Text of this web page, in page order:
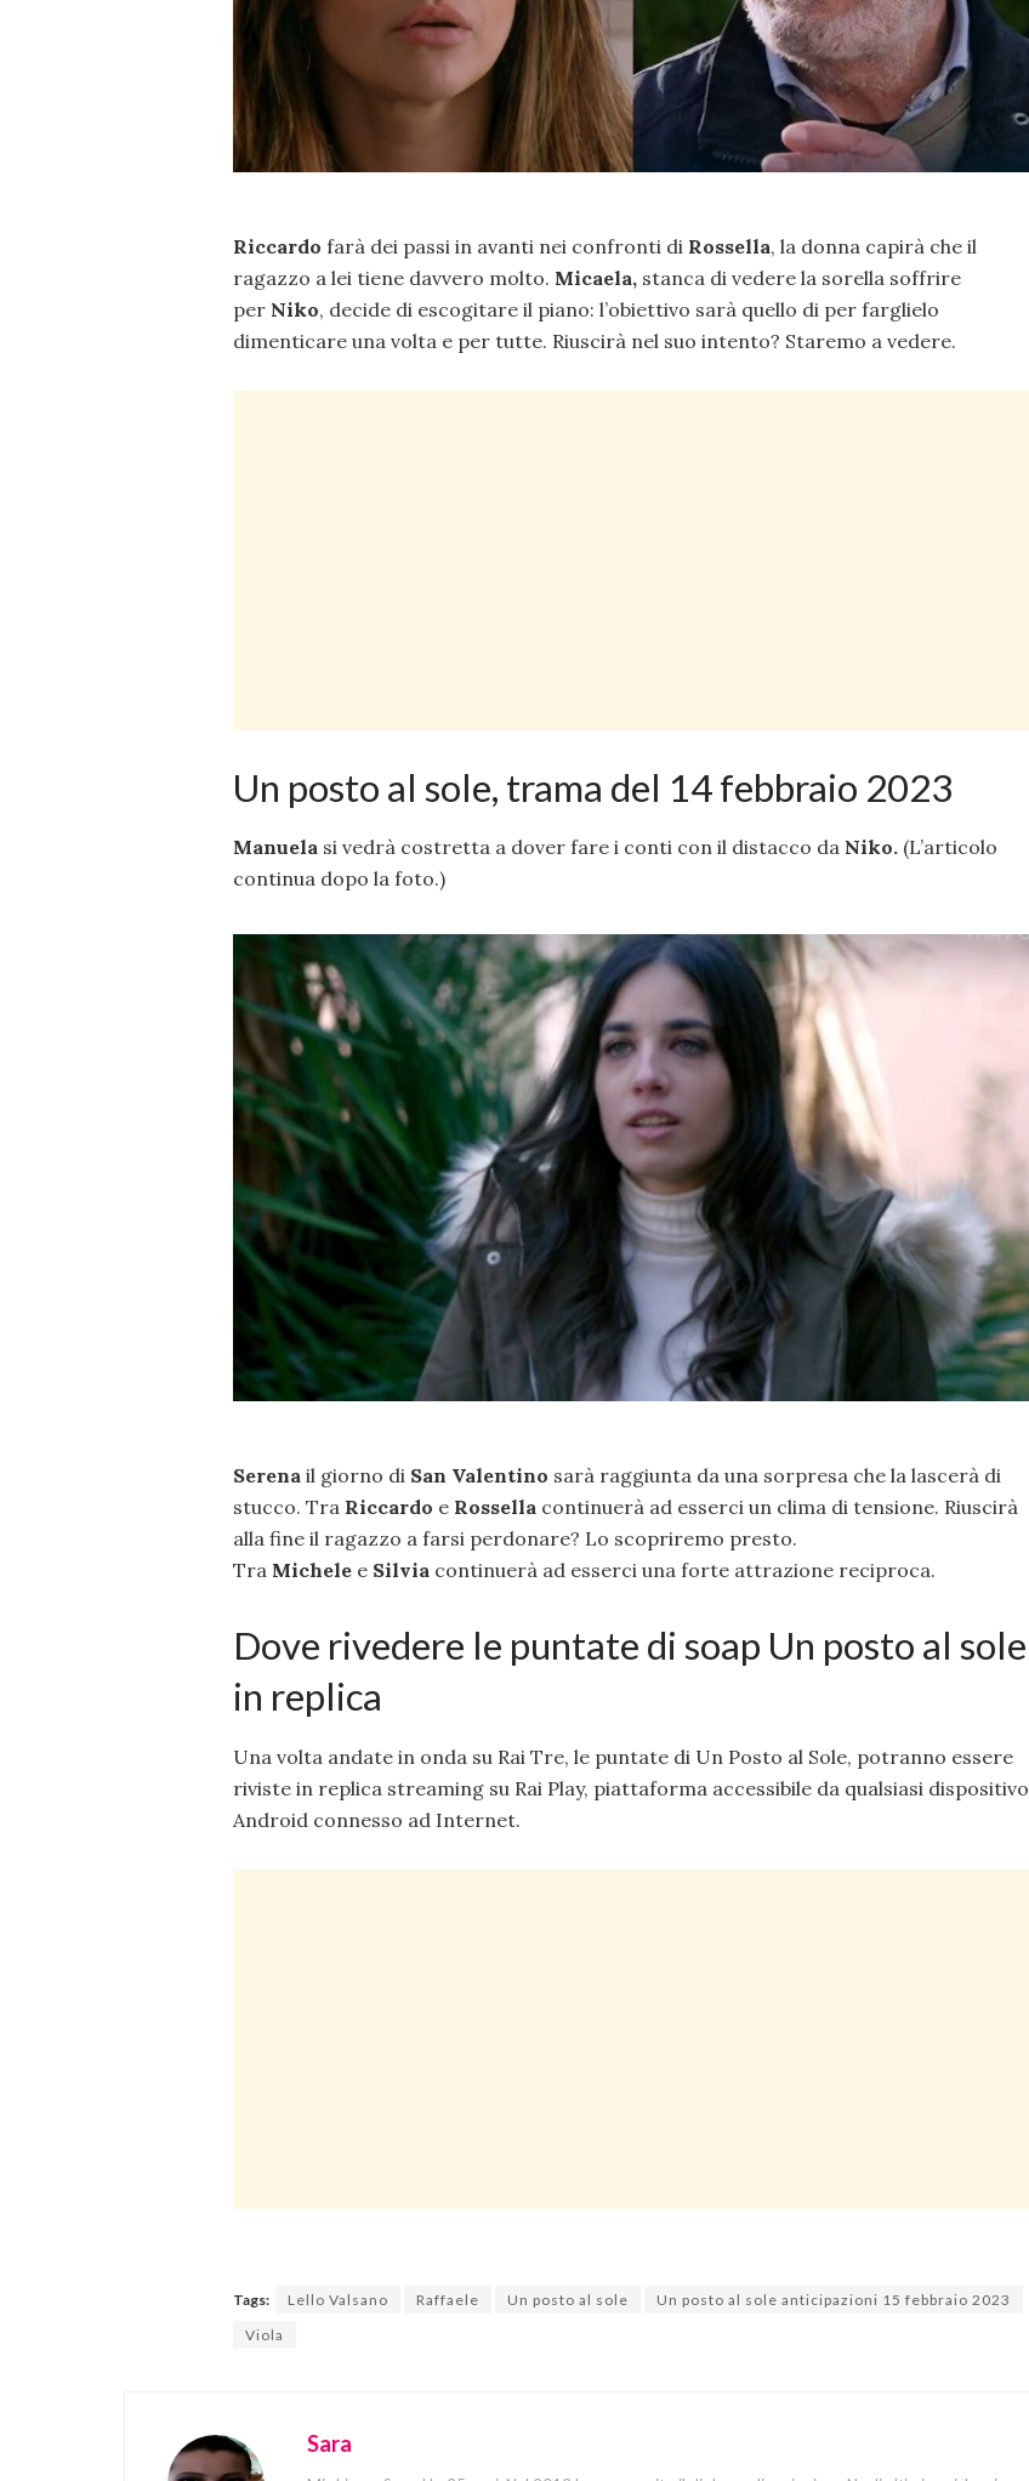
Riccardo farà dei passi in avanti nei confronti di Rossella, la donna capirà che il
ragazzo a lei tiene davvero molto. Micaela, stanca di vedere la sorella soffrire
per Niko, decide di escogitare il piano: l’obiettivo sarà quello di per farglielo
dimenticare una volta e per tutte. Riuscirà nel suo intento? Staremo a vedere.
Un posto al sole, trama del 14 febbraio 2023
Manuela si vedrà costretta a dover fare i conti con il distacco da Niko. (L’articolo
continua dopo la foto.)
Serena il giorno di San Valentino sarà raggiunta da una sorpresa che la lascerà di
stucco. Tra Riccardo e Rossella continuerà ad esserci un clima di tensione. Riuscirà
alla fine il ragazzo a farsi perdonare? Lo scopriremo presto.
Tra Michele e Silvia continuerà ad esserci una forte attrazione reciproca.
Dove rivedere le puntate di soap Un posto al sole
in replica
Una volta andate in onda su Rai Tre, le puntate di Un Posto al Sole, potranno essere
riviste in replica streaming su Rai Play, piattaforma accessibile da qualsiasi dispositivo
Android connesso ad Internet.
Tags: Lello Valsano Raffaele Un posto al sole
Un posto al sole anticipazioni 15 febbraio 2023
Viola
Sara